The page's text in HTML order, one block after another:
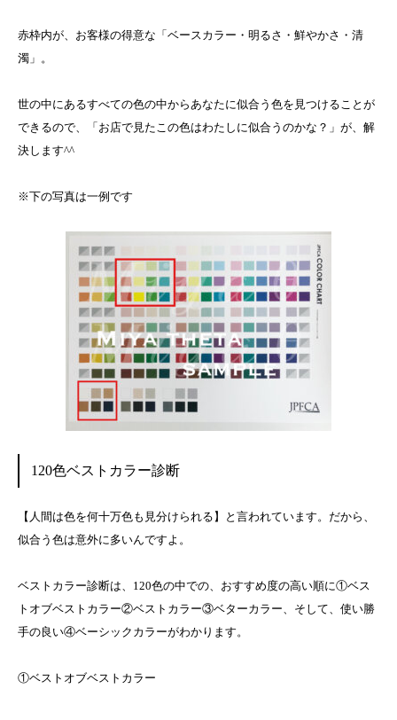
赤枠内が、お客様の得意な「ベースカラー・明るさ・鮮やかさ・清
濁」。
世の中にあるすべての色の中からあなたに似合う色を見つけることが
できるので、「お店で見たこの色はわたしに似合うのかな？」が、解
決します^^
※下の写真は一例です
120色ベストカラー診断
【人間は色を何十万色も見分けられる】と言われています。だから、
似合う色は意外に多いんですよ。
ベストカラー診断は、120色の中での、おすすめ度の高い順に①ベス
トオブベストカラー②ベストカラー③ベターカラー、そして、使い勝
手の良い④ベーシックカラーがわかります。
①ベストオブベストカラー